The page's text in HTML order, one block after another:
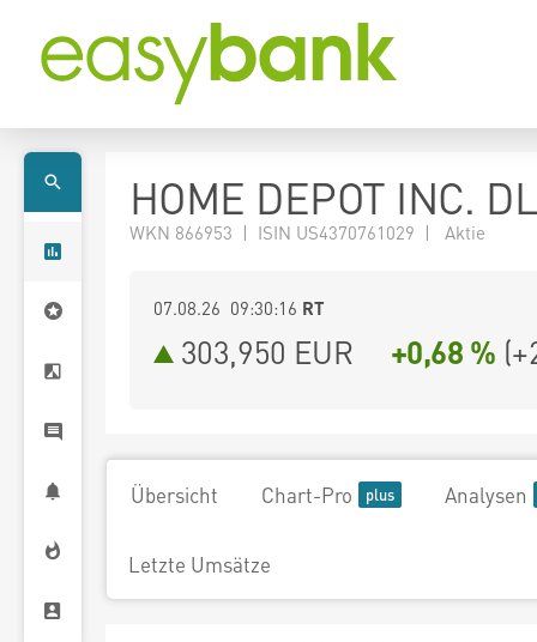
HOME DEPOT INC.
WKN 866953 | ISIN US4370761029 | Aktie
07.08.26 09:30:16 RT
303,950 EUR +0,68 % (
Übersicht Chart-Pro Analysen
Letzte Umsätze